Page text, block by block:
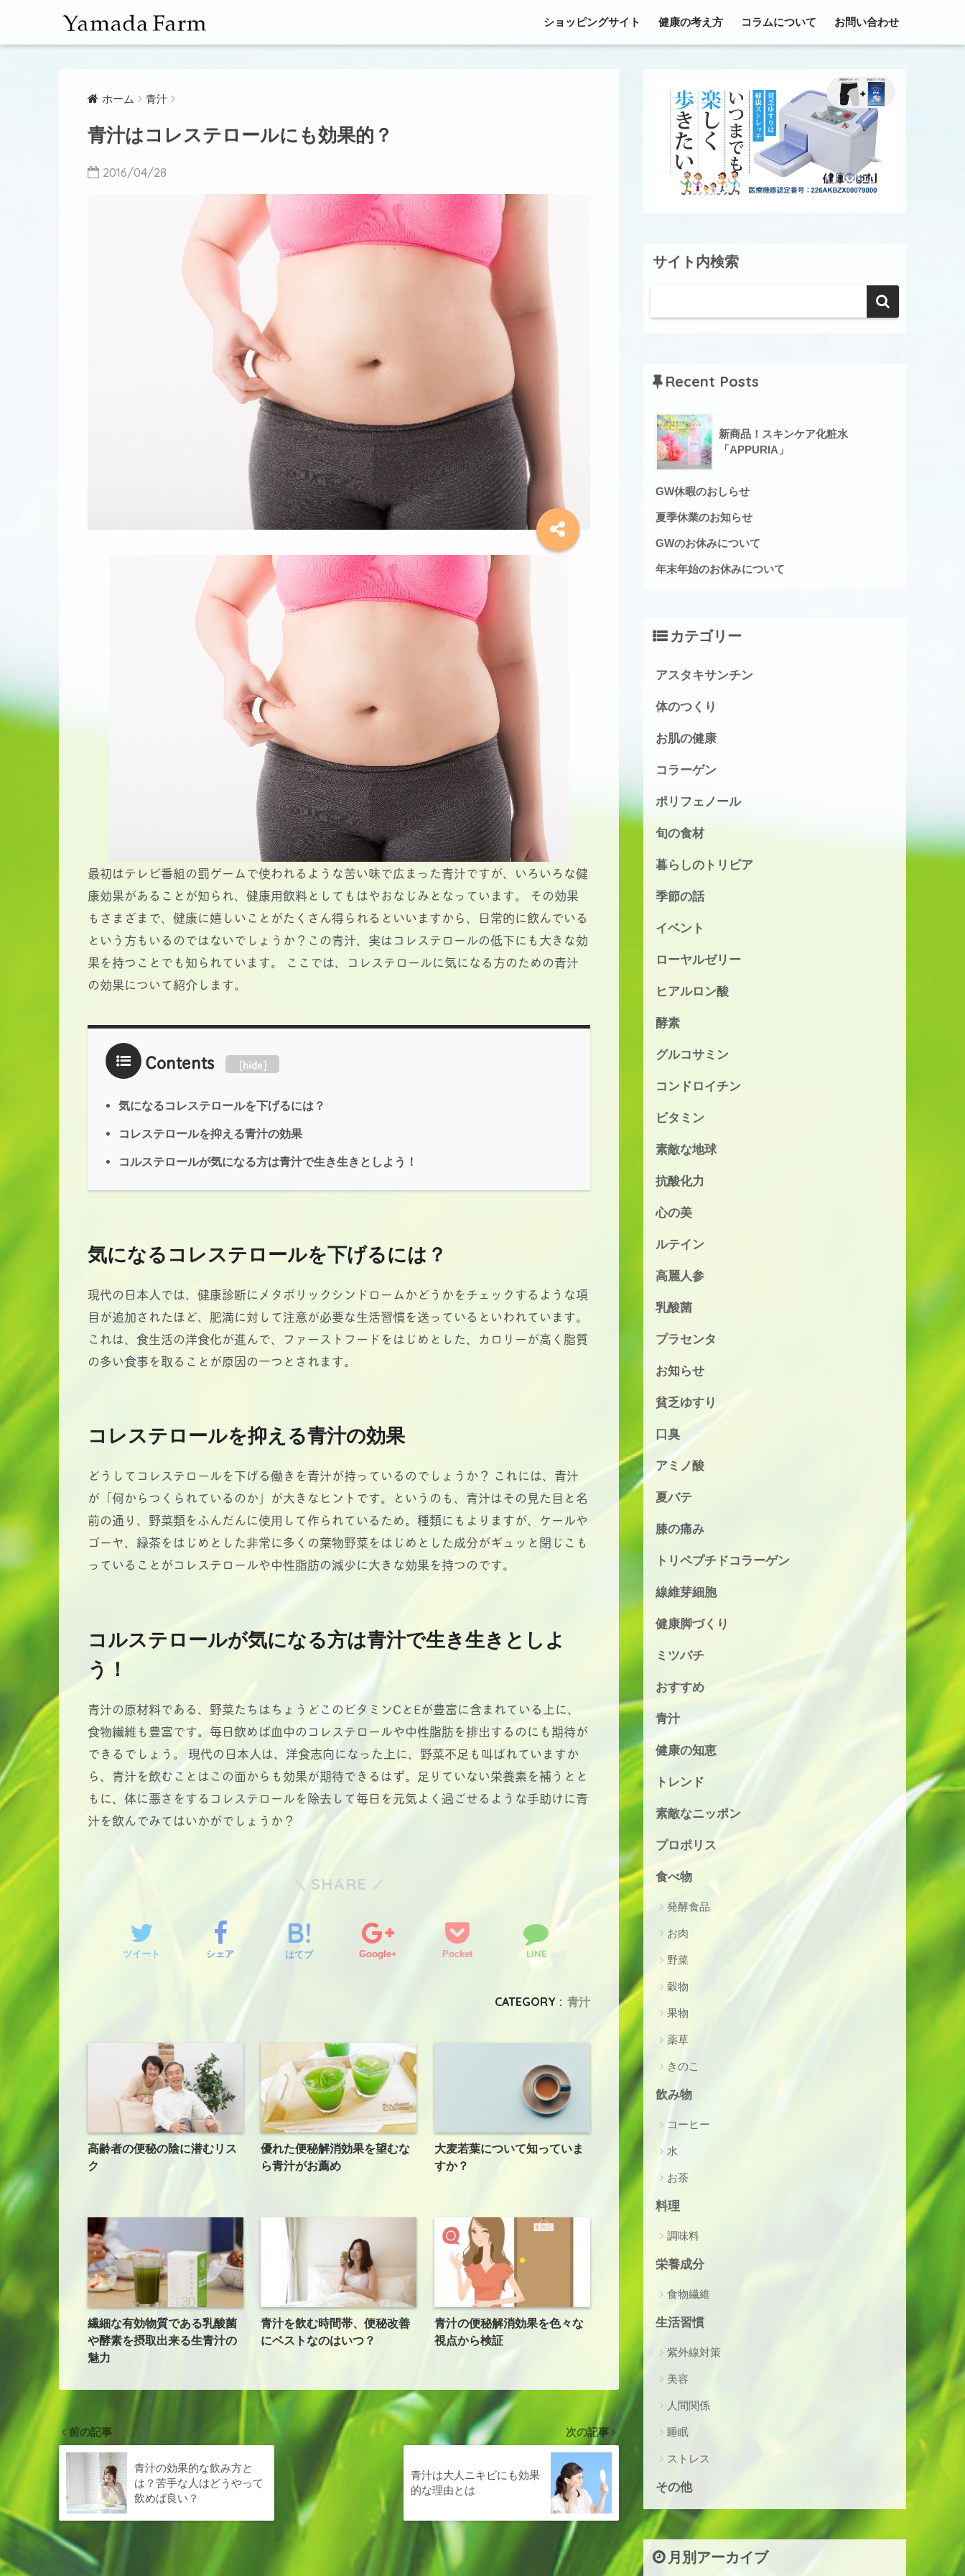
ショッピングサイト 健康の考え方 コラムについて お問い合わせ
ホーム 青汁
青汁はコレステロールにも効果的？
2016/04/28
最初はテレビ番組の罰ゲームで使われるような苦い味で広まった青汁ですが、いろいろな健
康効果があることが知られ、健康用飲料としてもはやおなじみとなっています。 その効果
もさまざまで、健康に嬉しいことがたくさん得られるといいますから、日常的に飲んでいる
という方もいるのではないでしょうか？この青汁、実はコレステロールの低下にも大きな効
果を持つことでも知られています。 ここでは、コレステロールに気になる方のための青汁
の効果について紹介します。
Contents [hide]
気になるコレステロールを下げるには？
コレステロールを抑える青汁の効果
コルステロールが気になる方は青汁で生き生きとしよう！
気になるコレステロールを下げるには？
現代の日本人では、健康診断にメタボリックシンドロームかどうかをチェックするような項
目が追加されたほど、肥満に対して注意が必要な生活習慣を送っているといわれています。
これは、食生活の洋食化が進んで、ファーストフードをはじめとした、カロリーが高く脂質
の多い食事を取ることが原因の一つとされます。
コレステロールを抑える青汁の効果
どうしてコレステロールを下げる働きを青汁が持っているのでしょうか？ これには、青汁
が「何からつくられているのか」が大きなヒントです。というのも、青汁はその見た目と名
前の通り、野菜類をふんだんに使用して作られているため。種類にもよりますが、ケールや
ゴーヤ、緑茶をはじめとした非常に多くの葉物野菜をはじめとした成分がギュッと閉じこも
っていることがコレステロールや中性脂肪の減少に大きな効果を持つのです。
コルステロールが気になる方は青汁で生き生きとしよ
う！
青汁の原材料である、野菜たちはちょうどこのビタミンCとEが豊富に含まれている上に、
食物繊維も豊富です。毎日飲めば血中のコレステロールや中性脂肪を排出するのにも期待が
できるでしょう。 現代の日本人は、洋食志向になった上に、野菜不足も叫ばれていますか
ら、青汁を飲むことはこの面からも効果が期待できるはず。足りていない栄養素を補うとと
もに、体に悪さをするコレステロールを除去して毎日を元気よく過ごせるような手助けに青
汁を飲んでみてはいかがでしょうか？
SHARE
ツイート シェア はてブ Google+ Pocket LINE
CATEGORY : 青汁
高齢者の便秘の陰に潜むリス
ク
優れた便秘解消効果を望むな
ら青汁がお薦め
大麦若葉について知っていま
すか？
繊細な有効物質である乳酸菌
や酵素を摂取出来る生青汁の
魅力
青汁を飲む時間帯、便秘改善
にベストなのはいつ？
青汁の便秘解消効果を色々な
視点から検証
前の記事
青汁の効果的な飲み方と
は？苦手な人はどうやって
飲めば良い？
次の記事
青汁は大人ニキビにも効果
的な理由とは
サイト内検索
Recent Posts
新商品！スキンケア化粧水
「APPURIA」
GW休暇のおしらせ
夏季休業のお知らせ
GWのお休みについて
年末年始のお休みについて
カテゴリー
アスタキサンチン
体のつくり
お肌の健康
コラーゲン
ポリフェノール
旬の食材
暮らしのトリビア
季節の話
イベント
ローヤルゼリー
ヒアルロン酸
酵素
グルコサミン
コンドロイチン
ビタミン
素敵な地球
抗酸化力
心の美
ルテイン
高麗人参
乳酸菌
プラセンタ
お知らせ
貧乏ゆすり
口臭
アミノ酸
夏バテ
膝の痛み
トリペプチドコラーゲン
線維芽細胞
健康脚づくり
ミツバチ
おすすめ
青汁
健康の知恵
トレンド
素敵なニッポン
プロポリス
食べ物
発酵食品
お肉
野菜
穀物
果物
薬草
きのこ
飲み物
コーヒー
水
お茶
料理
調味料
栄養成分
食物繊維
生活習慣
紫外線対策
美容
人間関係
睡眠
ストレス
その他
月別アーカイブ